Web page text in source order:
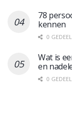
78
kennen
0
Wat is
en
0